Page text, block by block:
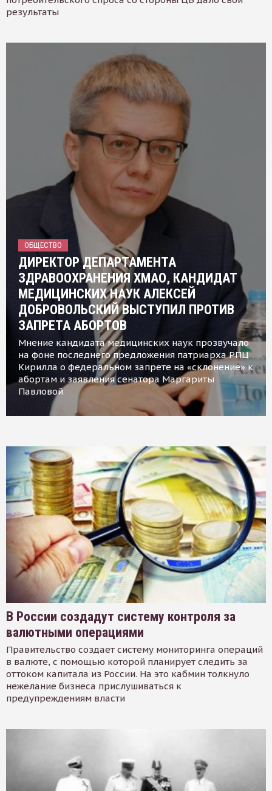
результаты
ОБЩЕСТВО
ДИРЕКТОР ДЕПАРТАМЕНТА
ЗДРАВООХРАНЕНИЯ ХМАО, КАНДИДАТ
МЕДИЦИНСКИХ НАУК АЛЕКСЕЙ
ДОБРОВОЛЬСКИЙ ВЫСТУПИЛ ПРОТИВ
ЗАПРЕТА АБОРТОВ
Мнение кандидата медицинских наук прозвучало
на фоне последнего предложения патриарха РПЦ
Кирилла о федеральном запрете на «склонение» к
абортам и заявления сенатора Маргариты
Павловой
В России создадут систему контроля за
валютными операциями
Правительство создает систему мониторинга операций
в валюте, с помощью которой планирует следить за
оттоком капитала из России. На это кабмин толкнуло
нежелание бизнеса прислушиваться к
предупреждениям власти